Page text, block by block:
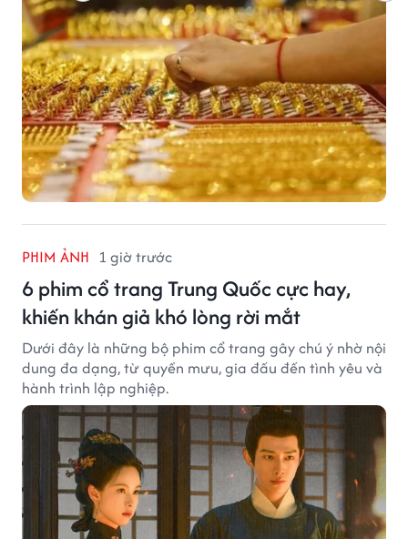
PHIM ẢNH 1 giờ trước
6 phim cổ trang Trung Quốc cực hay,
khiến khán giả khó lòng rời mắt
Dưới đây là những bộ phim cổ trang gây chú ý nhờ nội
dung đa dạng, từ quyền mưu, gia đấu đến tình yêu và
hành trình lập nghiệp.